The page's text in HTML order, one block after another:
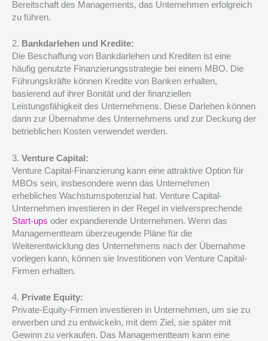
Bereitschaft des Managements, das Unternehmen erfolgreich
zu führen.
2. Bankdarlehen und Kredite:
Die Beschaffung von Bankdarlehen und Krediten ist eine
häufig genutzte Finanzierungsstrategie bei einem MBO. Die
Führungskräfte können Kredite von Banken erhalten,
basierend auf ihrer Bonität und der finanziellen
Leistungsfähigkeit des Unternehmens. Diese Darlehen können
dann zur Übernahme des Unternehmens und zur Deckung der
betrieblichen Kosten verwendet werden.
3. Venture Capital:
Venture Capital-Finanzierung kann eine attraktive Option für
MBOs sein, insbesondere wenn das Unternehmen
erhebliches Wachstumspotenzial hat. Venture Capital-
Unternehmen investieren in der Regel in vielversprechende
Start-ups oder expandierende Unternehmen. Wenn das
Managementteam überzeugende Pläne für die
Weiterentwicklung des Unternehmens nach der Übernahme
vorlegen kann, können sie Investitionen von Venture Capital-
Firmen erhalten.
4. Private Equity:
Private-Equity-Firmen investieren in Unternehmen, um sie zu
erwerben und zu entwickeln, mit dem Ziel, sie später mit
Gewinn zu verkaufen. Das Managementteam kann eine